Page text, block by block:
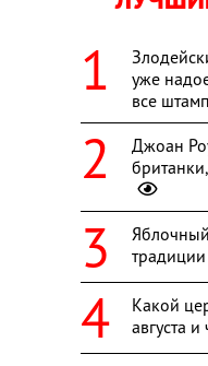
уже
все
Джоан
Яблочный
традиции
Какой
августа и